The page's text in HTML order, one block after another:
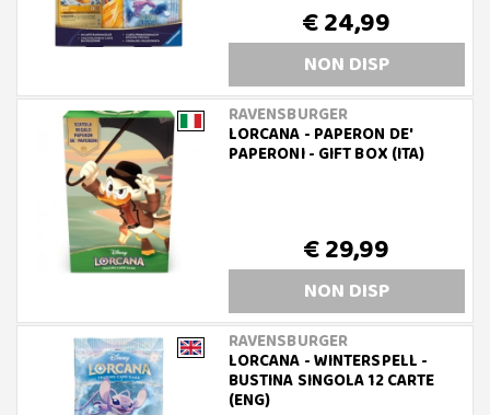
€ 24,99
NON DISP
RAVENSBURGER
LORCANA - PAPERON DE'
PAPERONI - GIFT BOX (ITA)
€ 29,99
NON DISP
RAVENSBURGER
LORCANA - WINTERSPELL -
BUSTINA SINGOLA 12 CARTE
(ENG)